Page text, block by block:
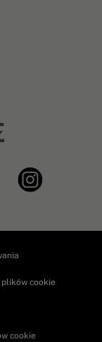
cookie
cookie